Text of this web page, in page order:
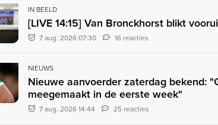
IN BEELD
[LIVE 14:15] Van Bronckhorst blikt
7 aug. 2026 07:30 16 reacties
NIEUWS
Nieuwe aanvoerder zaterdag bekend:
meegemaakt in de eerste week"
7 aug. 2026 14:44 25 reacties